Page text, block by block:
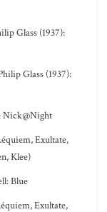
Glass (1937):
Glass (1937):
Nick@Night
Exultate,
Klee)
Blue
Exultate,